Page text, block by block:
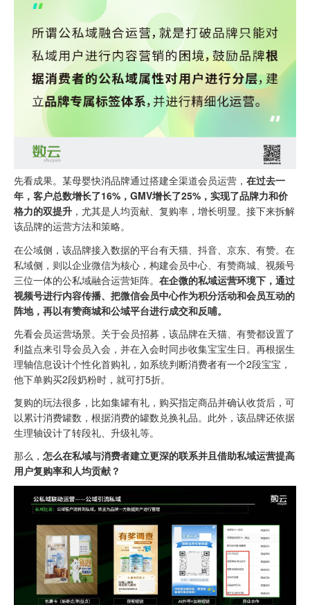
先看成果。某母婴快消品牌通过搭建全渠道会员运营， 在过去一
年，客户总数增长了16%，GMV增长了25%，实现了品牌力和价
格力的双提升 ，尤其是人均贡献、复购率，增长明显。接下来拆解
该品牌的运营方法和策略。
在公域侧，该品牌接入数据的平台有天猫、抖音、京东、有赞。在
私域侧，则以企业微信为核心，构建会员中心、有赞商城、视频号
三位一体的公私域融合运营矩阵。 在企微的私域运营环境下，通过
视频号进行内容传播、把微信会员中心作为积分活动和会员互动的
阵地，再以有赞商城和公域平台进行成交和反哺。
先看会员运营场景。关于会员招募，该品牌在天猫、有赞都设置了
利益点来引导会员入会，并在入会时同步收集宝宝生日。再根据生
理轴信息设计个性化首购礼，如系统判断消费者有一个2段宝宝，
他下单购买2段奶粉时，就可打5折。
复购的玩法很多，比如集罐有礼，购买指定商品并确认收货后，可
以累计消费罐数，根据消费的罐数兑换礼品。此外，该品牌还依据
生理轴设计了转段礼、升级礼等。
那么， 怎么在私域与消费者建立更深的联系并且借助私域运营提高
用户复购率和人均贡献？